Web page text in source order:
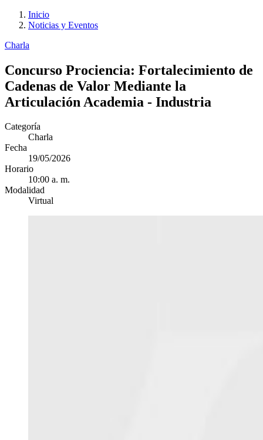
Inicio
Noticias y Eventos
Charla
Concurso Prociencia: Fortalecimiento de
Cadenas de Valor Mediante la
Articulación Academia - Industria
Categoría
Charla
Fecha
19/05/2026
Horario
10:00 a. m.
Modalidad
Virtual